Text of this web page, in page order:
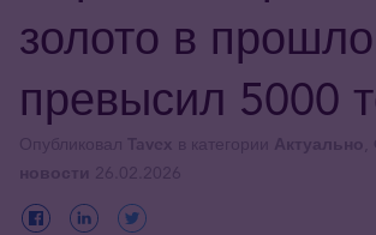
золото в
превысил 5000